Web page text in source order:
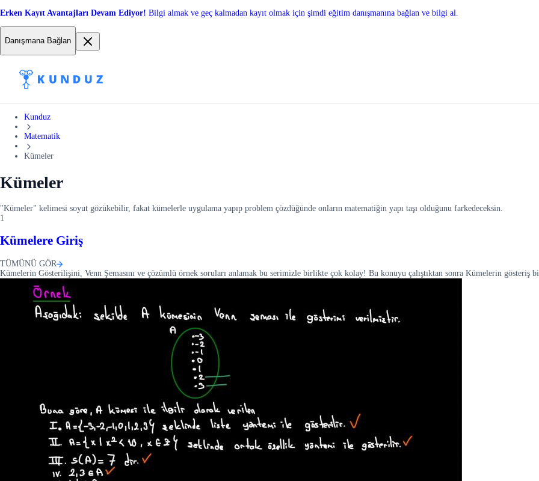
Erken Kayıt Avantajları Devam Ediyor! Bilgi almak ve geç kalmadan kayıt olmak için şimdi eğitim danışmanına bağlan ve bilgi al.
Danışmana Bağlan
Kunduz
Matematik
Kümeler
Kümeler
"Kümeler" kelimesi soyut gözükebilir, fakat kümelerle uygulama yapıp problem çözdüğünde onların matematiğin yapı taşı olduğunu farkedeceksin.
1
Kümelere Giriş
TÜMÜNÜ GÖR
Kümelerin Gösterilişini, Venn Şemasını ve çözümlü örnek soruları anlamak bu serimizle birlikte çok kolay! Bu konuyu çalıştıktan sonra Kümelerin gösteriş